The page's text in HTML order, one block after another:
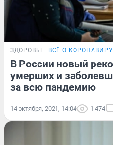
ЗДОРОВЬЕ ВСЁ О
В России новый
умерших и
за всю пандемию
14 октября, 2021, 14:04 1 474